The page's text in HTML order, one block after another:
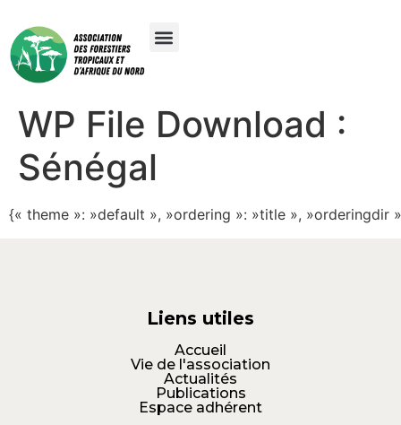
WP File Download :
Sénégal
{« theme »: »default », »ordering »: »title », »orderingdir
Liens utiles
Accueil
Vie de l'association
Actualités
Publications
Espace adhérent